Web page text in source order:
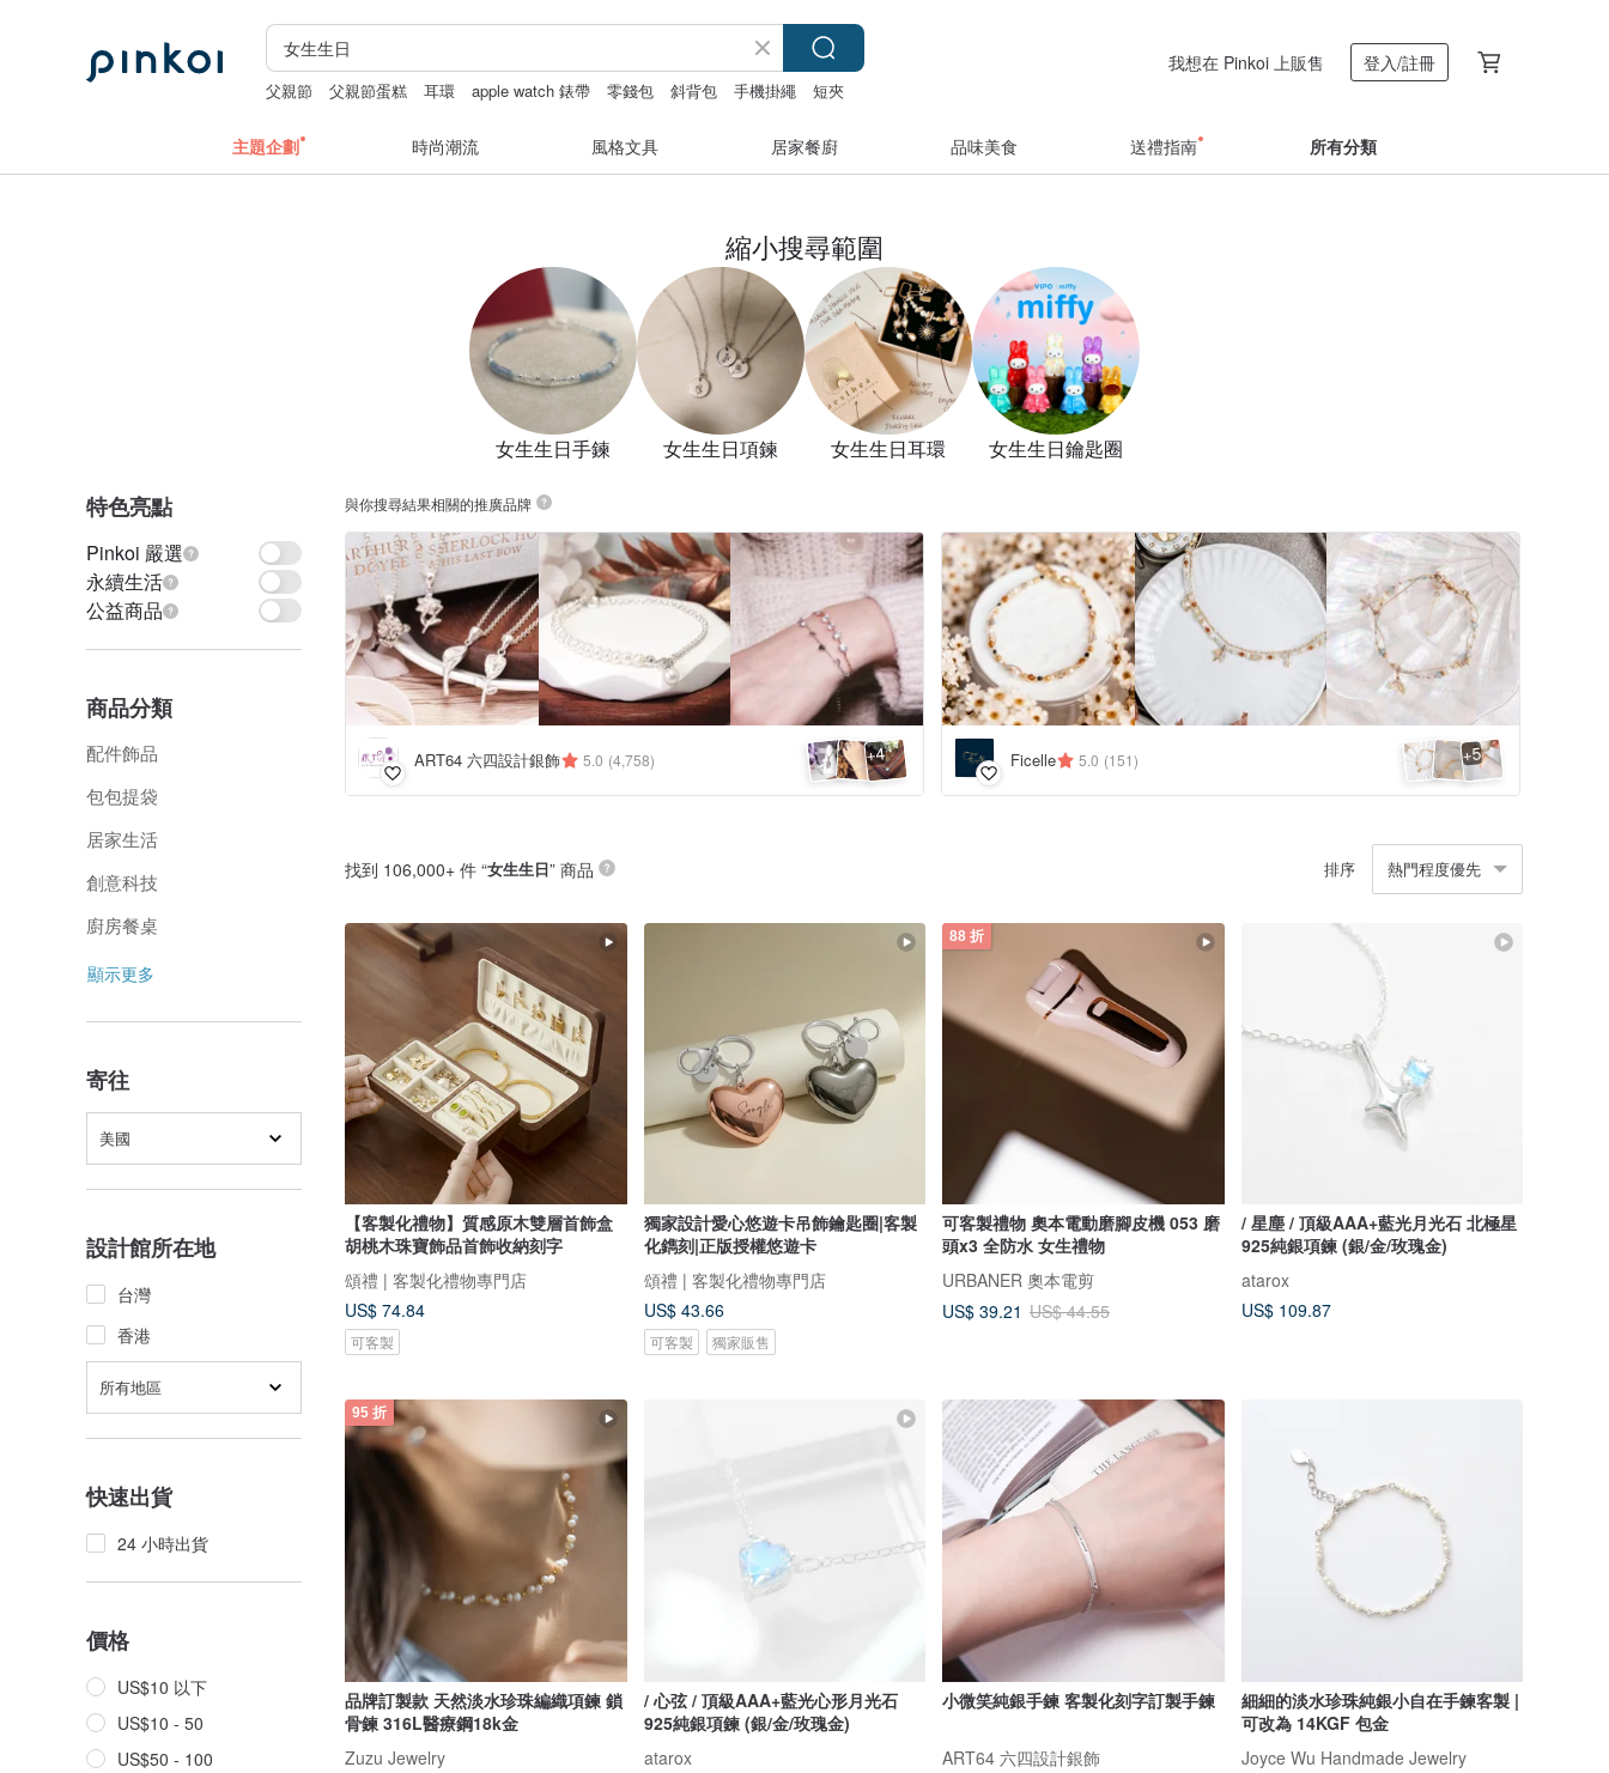
父親節 父親節蛋糕 耳環 apple watch 錶帶 零錢包 斜背包 手機掛繩 短夾
我想在 Pinkoi 上販售 登入/註冊
主題企劃 時尚潮流 風格文具 居家餐廚 品味美食 送禮指南 所有分類
縮小搜尋範圍
女生生日手鍊 女生生日項鍊 女生生日耳環 女生生日鑰匙圈
特色亮點
Pinkoi 嚴選
永續生活
公益商品
商品分類
配件飾品
包包提袋
居家生活
創意科技
廚房餐桌
顯示更多
寄往
美國
設計館所在地
台灣
香港
所有地區
快速出貨
24 小時出貨
價格
US$10 以下
US$10 - 50
US$50 - 100
與你搜尋結果相關的推廣品牌
ART64 六四設計銀飾 5.0 (4,758) +4 Ficelle 5.0 (151) +5
找到 106,000+ 件 “女生生日” 商品 排序 熱門程度優先
【客製化禮物】質感原木雙層首飾盒
胡桃木珠寶飾品首飾收納刻字
頌禮 | 客製化禮物專門店
US$ 74.84
可客製
獨家設計愛心悠遊卡吊飾鑰匙圈|客製
化鐫刻|正版授權悠遊卡
頌禮 | 客製化禮物專門店
US$ 43.66
可客製 獨家販售
88 折
可客製禮物 奧本電動磨腳皮機 053 磨
頭x3 全防水 女生禮物
URBANER 奧本電剪
US$ 39.21 US$ 44.55
/ 星塵 / 頂級AAA+藍光月光石 北極星
925純銀項鍊 (銀/金/玫瑰金)
atarox
US$ 109.87
95 折
品牌訂製款 天然淡水珍珠編織項鍊 鎖
骨鍊 316L醫療鋼18k金
Zuzu Jewelry
/ 心弦 / 頂級AAA+藍光心形月光石
925純銀項鍊 (銀/金/玫瑰金)
atarox
小微笑純銀手鍊 客製化刻字訂製手鍊
ART64 六四設計銀飾
細細的淡水珍珠純銀小自在手鍊客製 |
可改為 14KGF 包金
Joyce Wu Handmade Jewelry